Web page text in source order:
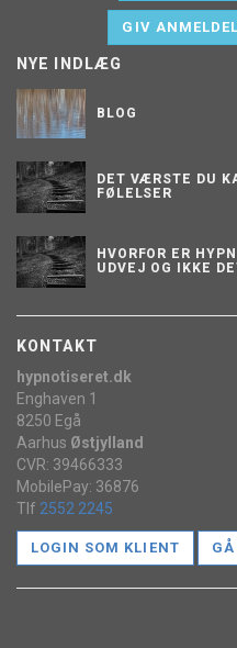
GIV
NYE INDLÆG
BLOG
DET VÆRSTE DU
FØLELSER
HVORFOR ER
UDVEJ OG IKKE
KONTAKT
hypnotiseret.dk
Enghaven 1
8250 Egå
Aarhus Østjylland
CVR: 39466333
MobilePay: 36876
Tlf 2552 2245
LOGIN SOM KLIENT